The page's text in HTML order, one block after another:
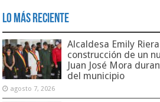
Lo Más Reciente
Alcaldesa Emily
construcción de un
Juan José Mora
del municipio
agosto 7, 2026